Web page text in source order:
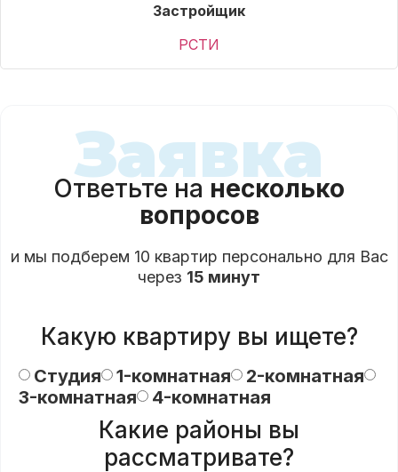
Застройщик
РСТИ
Заявка
Ответьте на несколько
вопросов
и мы подберем 10 квартир персонально для Вас
через 15 минут
Какую квартиру вы ищете?
Студия 1-комнатная
2-комнатная
3-комнатная
4-комнатная
Какие районы вы
рассматривате?